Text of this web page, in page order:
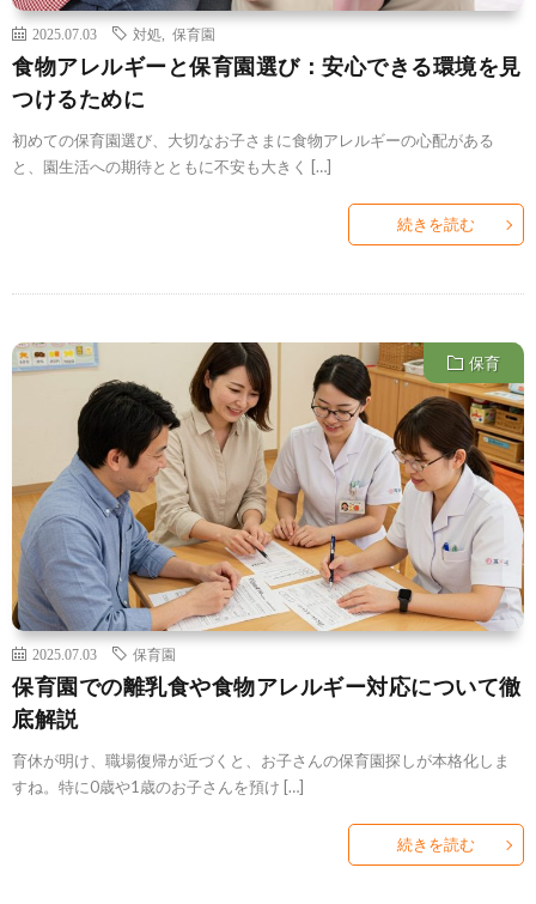
2025.07.03 対処 保育園
食物アレルギーと保育園選び：安心できる環境を見
つけるために
初めての保育園選び、大切なお子さまに食物アレルギーの心配がある
と、園生活への期待とともに不安も大きく […]
続きを読む
保育
2025.07.03 保育園
保育園での離乳食や食物アレルギー対応について徹
底解説
育休が明け、職場復帰が近づくと、お子さんの保育園探しが本格化しま
すね。特に0歳や1歳のお子さんを預け […]
続きを読む